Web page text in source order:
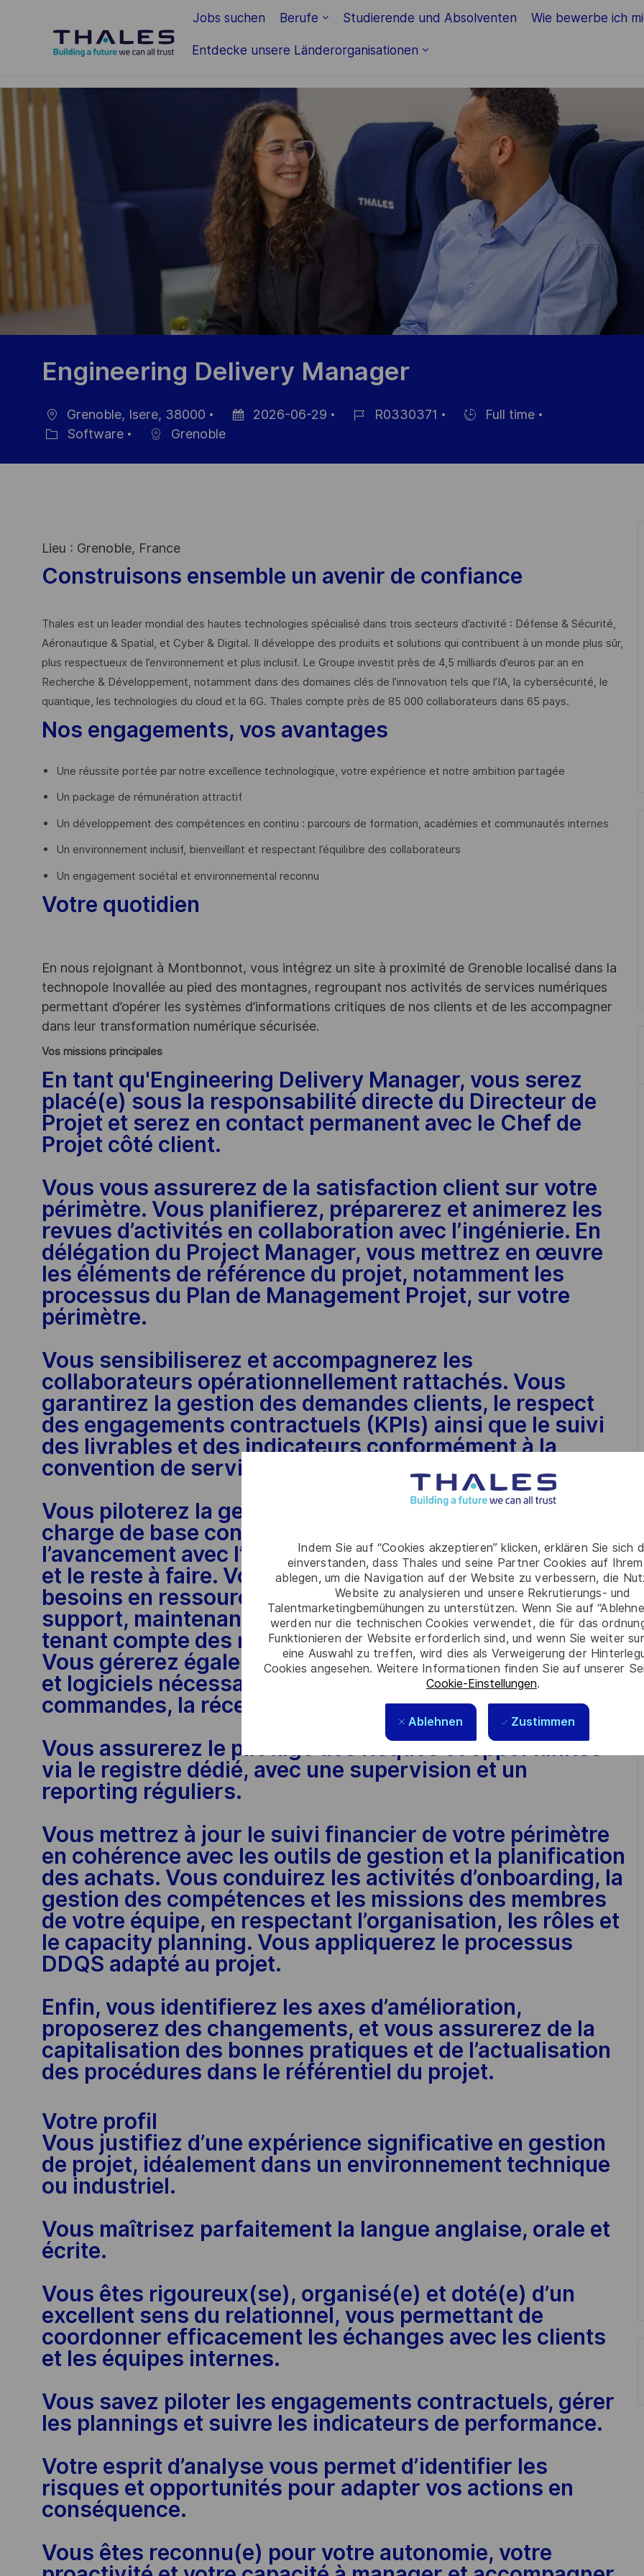
Jobs suchen Berufe Studierende und Absolventen Wie bewerbe ich
Entdecke unsere Länderorganisationen
-
Indem Sie auf “Cookies akzeptieren” klicken, erklären Sie sich
einverstanden, dass Thales und seine Partner Cookies auf
ablegen, um die Navigation auf der Website zu verbessern, die
Website zu analysieren und unsere Rekrutierungs- und
Talentmarketingbemühungen zu unterstützen. Wenn Sie auf
werden nur die technischen Cookies verwendet, die für das
Funktionieren der Website erforderlich sind, und wenn Sie weiter
eine Auswahl zu treffen, wird dies als Verweigerung der
Cookies angesehen. Weitere Informationen finden Sie auf unserer
Cookie-Einstellungen.
Ablehnen Zustimmen
Engineering Delivery Manager
Ort
Grenoble, Isere, 38000
Datum
Veröffentlichung
2026-06-29
R0330371
Full time
Software Grenoble
Lieu : Grenoble, France
Construisons ensemble un avenir de confiance
Thales est un leader mondial des hautes technologies spécialisé dans trois secteurs d’activité : Défense & Sécurité,
Aéronautique & Spatial, et Cyber & Digital. Il développe des produits et solutions qui contribuent à un monde plus sûr,
plus respectueux de l’environnement et plus inclusif. Le Groupe investit près de 4,5 milliards d’euros par an en
Recherche & Développement, notamment dans des domaines clés de l’innovation tels que l’IA, la cybersécurité, le
quantique, les technologies du cloud et la 6G. Thales compte près de 85 000 collaborateurs dans 65 pays. ​
Nos engagements, vos avantages
Une réussite portée par notre excellence technologique, votre expérience et notre ambition partagée
Un package de rémunération attractif
Un développement des compétences en continu : parcours de formation, académies et communautés internes
Un environnement inclusif, bienveillant et respectant l’équilibre des collaborateurs
Un engagement sociétal et environnemental reconnu
Votre quotidien
En nous rejoignant à Montbonnot, vous intégrez un site à proximité de Grenoble localisé dans la
technopole Inovallée au pied des montagnes, regroupant nos activités de services numériques
permettant d’opérer les systèmes d’informations critiques de nos clients et de les accompagner
dans leur transformation numérique sécurisée.
Vos missions principales
En tant qu'Engineering Delivery Manager, vous serez
placé(e) sous la responsabilité directe du Directeur de
Projet et serez en contact permanent avec le Chef de
Projet côté client.
Vous vous assurerez de la satisfaction client sur votre
périmètre. Vous planifierez, préparerez et animerez les
revues d’activités en collaboration avec l’ingénierie. En
délégation du Project Manager, vous mettrez en œuvre
les éléments de référence du projet, notamment les
processus du Plan de Management Projet, sur votre
périmètre.
Vous sensibiliserez et accompagnerez les
collaborateurs opérationnellement rattachés. Vous
garantirez la gestion des demandes clients, le respect
des engagements contractuels (KPIs) ainsi que le suivi
des livrables et des indicateurs conformément à la
convention de service.
Vous piloterez la gestion des charges, initialiserez la
charge de base conformément à l’offre, et suivrez
l’avancement avec l’équipe en maîtrisant la progression
et le reste à faire. Vous identifierez et optimiserez les
besoins en ressources selon les activités projet,
support, maintenance, expertise et offres externes, en
tenant compte des risques et compétences nécessaires.
Vous gérerez également les processus liés aux matériels
et logiciels nécessaires aux prestations, incluant les
commandes, la réception et le contrôle export.
Vous assurerez le pilotage des risques et opportunités
via le registre dédié, avec une supervision et un
reporting réguliers.
Vous mettrez à jour le suivi financier de votre périmètre
en cohérence avec les outils de gestion et la planification
des achats. Vous conduirez les activités d’onboarding, la
gestion des compétences et les missions des membres
de votre équipe, en respectant l’organisation, les rôles et
le capacity planning. Vous appliquerez le processus
DDQS adapté au projet.
Enfin, vous identifierez les axes d’amélioration,
proposerez des changements, et vous assurerez de la
capitalisation des bonnes pratiques et de l’actualisation
des procédures dans le référentiel du projet.
Votre profil
Vous justifiez d’une expérience significative en gestion
de projet, idéalement dans un environnement technique
ou industriel.
Vous maîtrisez parfaitement la langue anglaise, orale et
écrite.
Vous êtes rigoureux(se), organisé(e) et doté(e) d’un
excellent sens du relationnel, vous permettant de
coordonner efficacement les échanges avec les clients
et les équipes internes.
Vous savez piloter les engagements contractuels, gérer
les plannings et suivre les indicateurs de performance.
Votre esprit d’analyse vous permet d’identifier les
risques et opportunités pour adapter vos actions en
conséquence.
Vous êtes reconnu(e) pour votre autonomie, votre